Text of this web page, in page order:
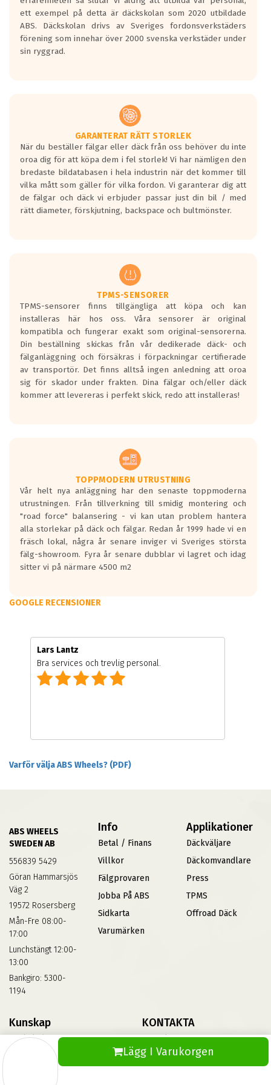
Lägg I Varukorgen
ett exempel på detta är däckskolan som 2020 utbildade
ABS. Däckskolan drivs av Sveriges fordonsverkstäders
förening som innehar över 2000 svenska verkstäder under
sin ryggrad.
GARANTERAT RÄTT STORLEK
När du beställer fälgar eller däck från oss behöver du inte
oroa dig för att köpa dem i fel storlek! Vi har nämligen den
bredaste bildatabasen i hela industrin när det kommer till
vilka mått som gäller för vilka fordon. Vi garanterar dig att
de fälgar och däck vi erbjuder passar just din bil / med
rätt diameter, förskjutning, backspace och bultmönster.
TPMS-SENSORER
TPMS-sensorer finns tillgängliga att köpa och kan
installeras här hos oss. Våra sensorer är original
kompatibla och fungerar exakt som original-sensorerna.
Din beställning skickas från vår dedikerade däck- och
fälganläggning och försäkras i förpackningar certifierade
av transportör. Det finns alltså ingen anledning att oroa
sig för skador under frakten. Dina fälgar och/eller däck
kommer att levereras i perfekt skick, redo att installeras!
TOPPMODERN UTRUSTNING
Vår helt nya anläggning har den senaste toppmoderna
utrustningen. Från tillverkning till smidig montering och
"road force" balansering - vi kan utan problem hantera
alla storlekar på däck och fälgar. Redan år 1999 hade vi en
fräsch lokal, några år senare inviger vi Sveriges största
fälg-showroom. Fyra år senare dubblar vi lagret och idag
sitter vi på närmare 4500 m2
GOOGLE RECENSIONER
Lars Lantz
Bra services och trevlig personal.
Varför välja ABS Wheels? (PDF)
ABS WHEELS
SWEDEN AB
556839 5429
Göran Hammarsjös
Väg 2
19572 Rosersberg
Mån-Fre 08:00-
17:00
Lunchstängt 12:00-
13:00
Bankgiro: 5300-
1194
Info
Betal / Finans
Villkor
Fälgprovaren
Jobba På ABS
Sidkarta
Varumärken
Applikationer
Däckväljare
Däckomvandlare
Press
TPMS
Offroad Däck
Kunskap
Däckskola
KONTAKTA
Kontakta Oss
Vinterdäck